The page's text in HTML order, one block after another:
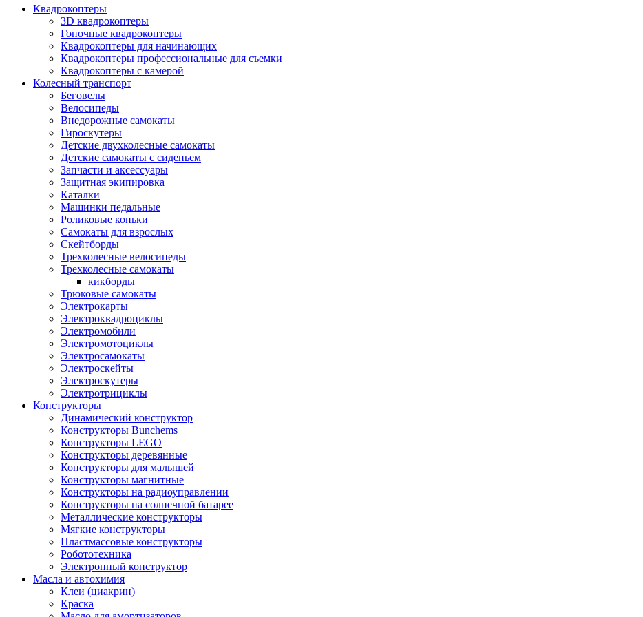
Квадрокоптеры
3D квадрокоптеры
Гоночные квадрокоптеры
Квадрокоптеры для начинающих
Квадрокоптеры профессиональные для съемки
Квадрокоптеры с камерой
Колесный транспорт
Беговелы
Велосипеды
Внедорожные самокаты
Гироскутеры
Детские двухколесные самокаты
Детские самокаты с сиденьем
Запчасти и аксессуары
Защитная экипировка
Каталки
Машинки педальные
Роликовые коньки
Самокаты для взрослых
Скейтборды
Трехколесные велосипеды
Трехколесные самокаты
кикборды
Трюковые самокаты
Электрокарты
Электроквадроциклы
Электромобили
Электромотоциклы
Электросамокаты
Электроскейты
Электроскутеры
Электротрициклы
Конструкторы
Динамический конструктор
Конструкторы Bunchems
Конструкторы LEGO
Конструкторы деревянные
Конструкторы для малышей
Конструкторы магнитные
Конструкторы на радиоуправлении
Конструкторы на солнечной батарее
Металлические конструкторы
Мягкие конструкторы
Пластмассовые конструкторы
Робототехника
Электронный конструктор
Масла и автохимия
Клеи (циакрин)
Краска